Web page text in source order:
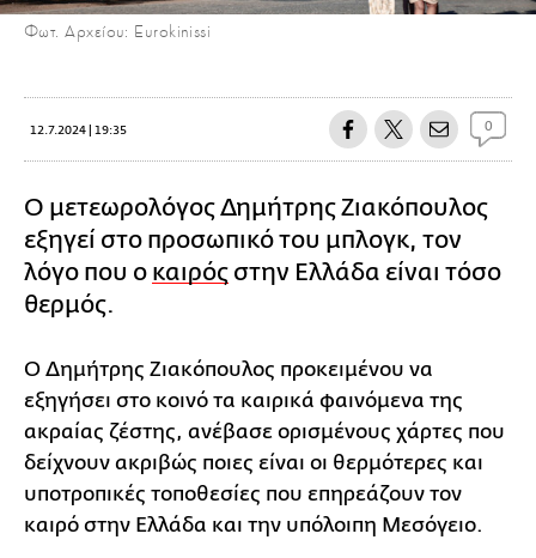
Φωτ. Αρχείου: Eurokinissi
12.7.2024 | 19:35 0
Ο μετεωρολόγος Δημήτρης Ζιακόπουλος
εξηγεί στο προσωπικό του μπλογκ, τον
λόγο που ο καιρός στην Ελλάδα είναι τόσο
θερμός.
Ο Δημήτρης Ζιακόπουλος προκειμένου να
εξηγήσει στο κοινό τα καιρικά φαινόμενα της
ακραίας ζέστης, ανέβασε ορισμένους χάρτες που
δείχνουν ακριβώς ποιες είναι οι θερμότερες και
υποτροπικές τοποθεσίες που επηρεάζουν τον
καιρό στην Ελλάδα και την υπόλοιπη Μεσόγειο.